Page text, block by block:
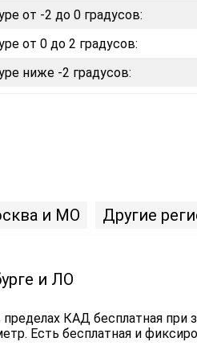
от -2 до 0 градусов:
от 0 до 2 градусов:
ниже -2 градусов:
и МО Другие
и ЛО
КАД бесплатная при
Есть бесплатная и